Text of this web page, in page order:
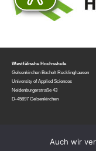
Westfälische Hochschule
Gelsenkirchen Bocholt Recklinghausen
University of Applied Sciences
Neidenburgerstraße 43
D-45897 Gelsenkirchen
Auch wir